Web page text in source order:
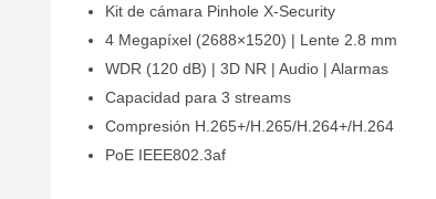
Kit de cámara Pinhole X-Security
4 Megapíxel (2688×1520) | Lente 2.8 mm
WDR (120 dB) | 3D NR | Audio | Alarmas
Capacidad para 3 streams
Compresión H.265+/H.265/H.264+/H.264
PoE IEEE802.3af